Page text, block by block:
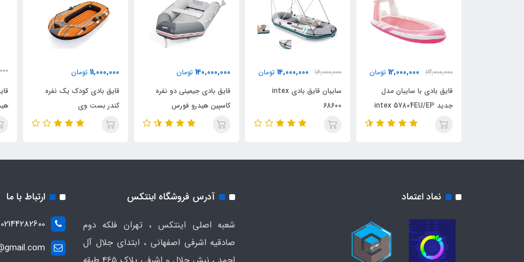
16,000,000
14,000,000 تومان
سایبان قایق بادی intex
68600
140,000,000 تومان
قایق بادی جیمینی دو نفره
کاسپین هیدرو فورس
11,000,000 تومان
قایق بادی کودک یک نفره
کندر بست وی
45,000,000
37,000,000 تومان
قایق بادی یک نفره نفره کایاک
هیدرو فورس
نماد اعتماد آدرس فروشگاه اینتکس
شعبه اصلی اینتکس ، تهران فلکه دوم
صادقیه اشرفی اصفهانی ، ابتدای جلال آل
ارتباط با ما
02144282600